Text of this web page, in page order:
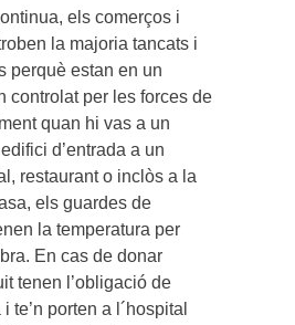
els comerços i
la majoria tancats i
perquè estan en un
controlat per les forces de
quan hi vas a un
d’entrada a un
restaurant o inclòs a la
els guardes de
la temperatura per
En cas de donar
tenen l’obligació de
te’n porten a l´hospital